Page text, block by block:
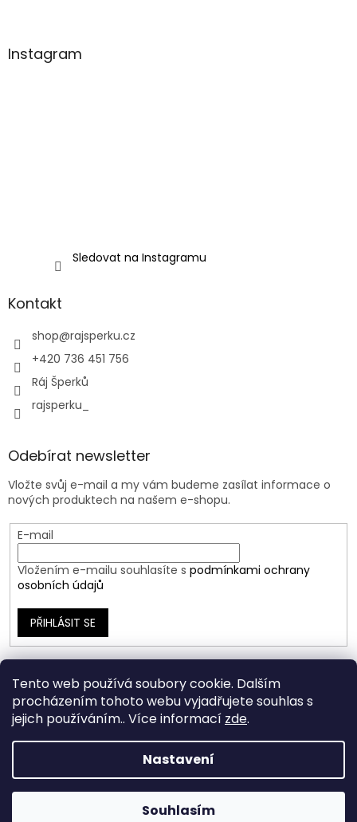
Tento web používá soubory cookie. Dalším
procházením tohoto webu vyjadřujete souhlas s
jejich používáním.. Více informací zde.
Nastavení
Souhlasím
Instagram
Sledovat na Instagramu
Kontakt
shop@rajsperku.cz
+420 736 451 756
Ráj Šperků
rajsperku_
Odebírat newsletter
Vložte svůj e-mail a my vám budeme zasílat informace o
nových produktech na našem e-shopu.
E-mail
Vložením e-mailu souhlasíte s podmínkami ochrany
osobních údajů
PŘIHLÁSIT SE
Vytvořil Shoptet
Ráj Šperků. Všechna práva vyhrazena.